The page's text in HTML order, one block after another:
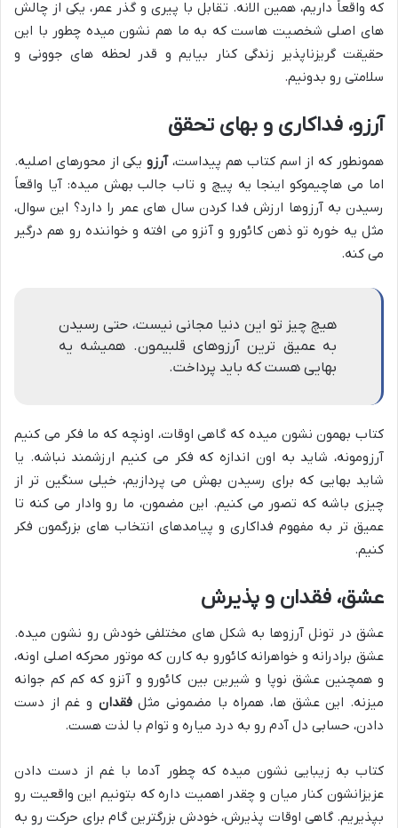
که واقعاً داریم، همین الانه. تقابل با پیری و گذر عمر، یکی از چالش
های اصلی شخصیت هاست که به ما هم نشون میده چطور با این
حقیقت گریزناپذیر زندگی کنار بیایم و قدر لحظه های جوونی و
سلامتی رو بدونیم.
آرزو، فداکاری و بهای تحقق
همونطور که از اسم کتاب هم پیداست،آرزویکی از محورهای اصلیه.
اما می هاچیموکو اینجا یه پیچ و تاب جالب بهش میده: آیا واقعاً
رسیدن به آرزوها ارزش فدا کردن سال های عمر را دارد؟ این سوال،
مثل یه خوره تو ذهن کائورو و آنزو می افته و خواننده رو هم درگیر
می کنه.
هیچ چیز تو این دنیا مجانی نیست، حتی رسیدن
به عمیق ترین آرزوهای قلبیمون. همیشه یه
بهایی هست که باید پرداخت.
کتاب بهمون نشون میده که گاهی اوقات، اونچه که ما فکر می کنیم
آرزومونه، شاید به اون اندازه که فکر می کنیم ارزشمند نباشه. یا
شاید بهایی که برای رسیدن بهش می پردازیم، خیلی سنگین تر از
چیزی باشه که تصور می کنیم. این مضمون، ما رو وادار می کنه تا
عمیق تر به مفهوم فداکاری و پیامدهای انتخاب های بزرگمون فکر
کنیم.
عشق، فقدان و پذیرش
عشق در تونل آرزوها به شکل های مختلفی خودش رو نشون میده.
عشق برادرانه و خواهرانه کائورو به کارن که موتور محرکه اصلی اونه،
و همچنین عشق نوپا و شیرین بین کائورو و آنزو که کم کم جوانه
میزنه. این عشق ها، همراه با مضمونی مثلفقدان و غم از دست
دادن، حسابی دل آدم رو به درد میاره و توام با لذت هست.
کتاب به زیبایی نشون میده که چطور آدما با غم از دست دادن
عزیزانشون کنار میان و چقدر اهمیت داره که بتونیم این واقعیت رو
بپذیریم. گاهی اوقات پذیرش، خودش بزرگترین گام برای حرکت رو به